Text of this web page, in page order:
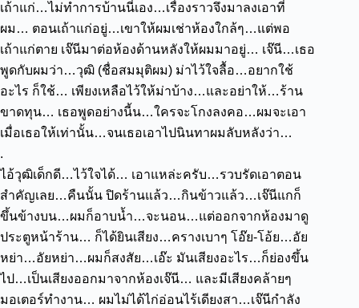
เถ้าแก่…ไม่ทำการบ้านนี่เอง…เรื่องราวจึงมาลงเอาที่
ผม… ตอนเถ้าแก่อยู่…เขาให้ผมเช่าห้องใกล้ๆ…แต่พอ
เถ้าแก่ตาย เจ๊นีมาต่อห้องด้านหลังให้ผมมาอยู่… เจ๊นี…เธอ
พูดกับผมว่า…วุฒิ (ชื่อสมมุติผม) ม่าไว้ใจลื้อ…อยากใช้
อะไร ก็ใช้… เพียงเหลือไว้ให้ม่าบ้าง…และอย่าให้…ร้าน
ขาดทุน… เธอพูดอย่างนี้น…ใครจะโกงลงคอ…ผมจะเอา
เมื่อเธอให้เท่านั้น…จนเธอเอาไปนินทาผมลับหลังว่า…
.
ไอ้วุฒิเด็กดี…ไว้ใจได้… เอาแหล่ะครับ…รวบรัดเอาตอน
สำคัญเลย…คืนนั้น ปิดร้านแล้ว…กินข้าวแล้ว…เจ๊นีแกก็
ขึ้นข้างบน…ผมก็อาบน้ำ…จะนอน…แต่ออกจากห้องมาดู
ประตูหน้าร้าน… ก็ได้ยินเสียง…ครางเบาๆ โอ๊ย-โอ้ย…อัย
หย่า…อัยหย่า…ผมก็สงสัย…เอ๊ะ มันเสียงอะไร…ก็ย่องขึ้น
ไป…เป็นเสียงออกมาจากห้องเจ๊นี… และมีเสียงคล้ายๆ
มอเตอร์ทำงาน… ผมไม่ได้ไก่อ่อนไร้เดียงสา…เจ๊นีกำลัง